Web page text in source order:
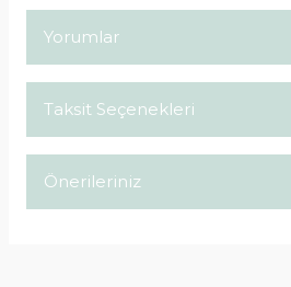
Yorumlar
Taksit Seçenekleri
Önerileriniz